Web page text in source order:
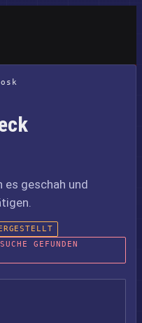
geschah und
GEFUNDEN